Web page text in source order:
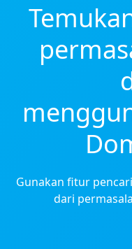
Gunakan fitur
dari